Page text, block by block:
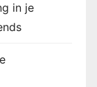
in je